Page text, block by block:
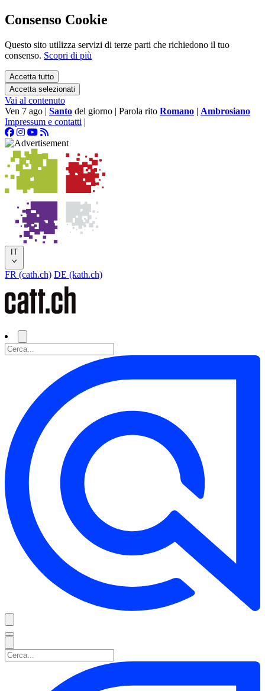
Consenso Cookie
Questo sito utilizza servizi di terze parti che richiedono il tuo
consenso. Scopri di più
Accetta tutto
Accetta selezionati
Vai al contenuto
Ven 7 ago | Santo del giorno | Parola rito Romano | Ambrosiano
Impressum e contatti |
IT
FR (cath.ch) DE (kath.ch)